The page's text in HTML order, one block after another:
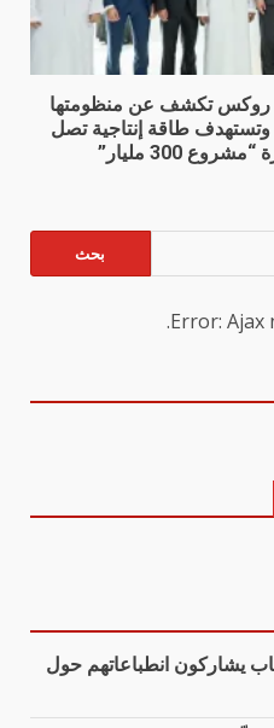
روكس تكشف عن منظومتها
وتستهدف طاقة إنتاجية تصل
Error: Ajax
يشاركون انطباعاتهم حول